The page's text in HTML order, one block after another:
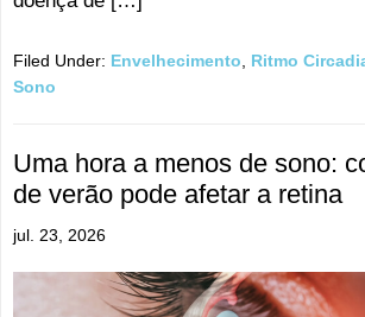
Filed Under: Envelhecimento Ritmo
Sono
Uma hora a menos de sono:
de verão pode afetar a retina
jul. 23, 2026